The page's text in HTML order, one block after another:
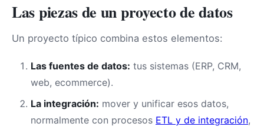
Las piezas de un proyecto de datos
Un proyecto típico combina estos elementos:
Las fuentes de datos: tus sistemas (ERP, CRM,
web, ecommerce).
La integración: mover y unificar esos datos,
normalmente con procesos ETL y de integración,